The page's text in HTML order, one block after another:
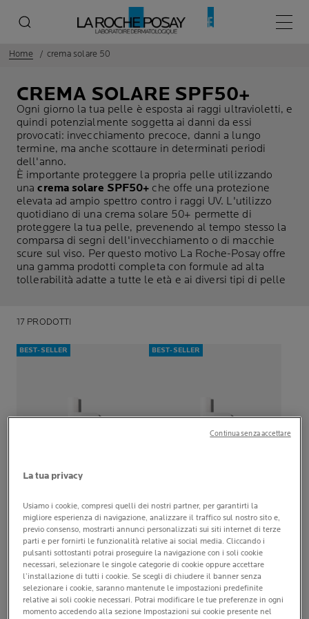
Menù
Home crema solare 50
CREMA SOLARE SPF50+
Ogni giorno la tua pelle è esposta ai raggi ultravioletti, e
quindi potenzialmente soggetta ai danni da essi
provocati: invecchiamento precoce, danni a lungo
termine, ma anche scottaure in determinati periodi
dell'anno.
È importante proteggere la propria pelle utilizzando
unacrema solare SPF50+ che offe una protezione
elevata ad ampio spettro contro i raggi UV. L'utilizzo
quotidiano di una crema solare 50+ permette di
proteggere la tua pelle, prevenendo al tempo stesso la
comparsa di segni dell'invecchiamento o di macchie
scure sul viso. Per questo motivo La Roche-Posay offre
una gamma prodotti completa con formule ad alta
tollerabilità adatte a tutte le età e ai diversi tipi di pelle
17 PRODOTTI
BEST-SELLER
ANTHELIOS
UVMUNE 400 FLUIDO OIL
CONTROL SPF50+
4.7 (471)
4.7
su
stelle.
Protezione estrema anche
dagli UVA ultra lunghi.
BEST-SELLER
ANTHELIOS
UVMUNE 400 FLUIDO OIL
CONTROL COLORATO
SPF50+
0.0 (0)
0.0
su
5
stelle.
Protezione estrema anche
dagli UVA ultra lunghi.
La tua privacy
Usiamo i cookie, compresi quelli dei nostri partner, per garantirti la
migliore esperienza di navigazione, analizzare il traffico sul nostro sito e,
previo consenso, mostrarti annunci personalizzati sui siti internet di terze
parti e per fornirti le funzionalità relative ai social media. Cliccando i
pulsanti sottostanti potrai proseguire la navigazione con i soli cookie
necessari, selezionare le singole categorie di cookie oppure accettare
l’installazione di tutti i cookie. Se scegli di chiudere il banner senza
selezionare i cookie, saranno mantenute le impostazioni predefinite
relative ai soli cookie necessari. Potrai modificare le tue preferenze in ogni
momento accedendo alla sezione Impostazioni sui cookie presente nel
Continua senza accettare